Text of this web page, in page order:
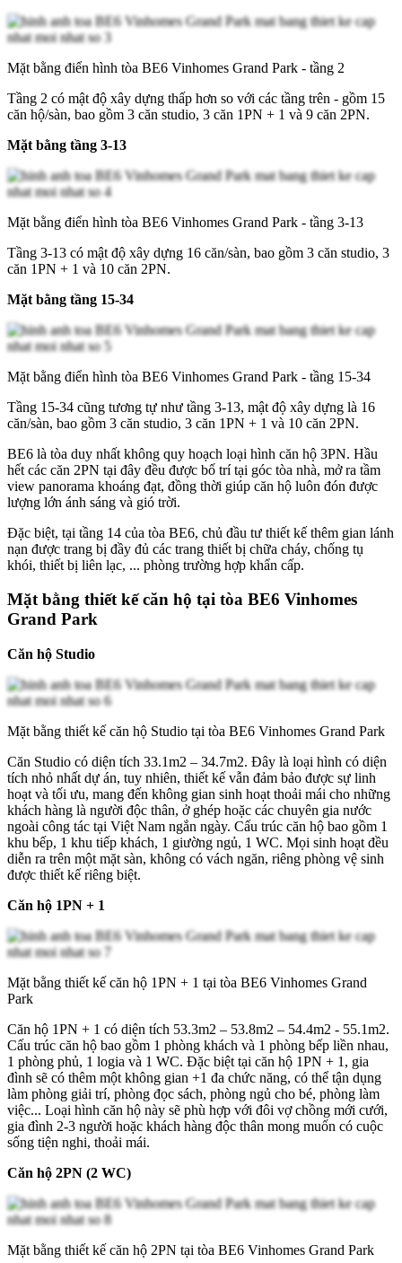
Mặt bằng điển hình tòa BE6 Vinhomes Grand Park - tầng 2
Tầng 2 có mật độ xây dựng thấp hơn so với các tầng trên - gồm 15
căn hộ/sàn, bao gồm 3 căn studio, 3 căn 1PN + 1 và 9 căn 2PN.
Mặt bằng tầng 3-13
Mặt bằng điển hình tòa BE6 Vinhomes Grand Park - tầng 3-13
Tầng 3-13 có mật độ xây dựng 16 căn/sàn, bao gồm 3 căn studio, 3
căn 1PN + 1 và 10 căn 2PN.
Mặt bằng tầng 15-34
Mặt bằng điển hình tòa BE6 Vinhomes Grand Park - tầng 15-34
Tầng 15-34 cũng tương tự như tầng 3-13, mật độ xây dựng là 16
căn/sàn, bao gồm 3 căn studio, 3 căn 1PN + 1 và 10 căn 2PN.
BE6 là tòa duy nhất không quy hoạch loại hình căn hộ 3PN. Hầu
hết các căn 2PN tại đây đều được bố trí tại góc tòa nhà, mở ra tầm
view panorama khoáng đạt, đồng thời giúp căn hộ luôn đón được
lượng lớn ánh sáng và gió trời.
Đặc biệt, tại tầng 14 của tòa BE6, chủ đầu tư thiết kế thêm gian lánh
nạn được trang bị đầy đủ các trang thiết bị chữa cháy, chống tụ
khói, thiết bị liên lạc, ... phòng trường hợp khẩn cấp.
Mặt bằng thiết kế căn hộ tại tòa BE6 Vinhomes
Grand Park
Căn hộ Studio
Mặt bằng thiết kế căn hộ Studio tại tòa BE6 Vinhomes Grand Park
Căn Studio có diện tích 33.1m2 – 34.7m2. Đây là loại hình có diện
tích nhỏ nhất dự án, tuy nhiên, thiết kế vẫn đảm bảo được sự linh
hoạt và tối ưu, mang đến không gian sinh hoạt thoải mái cho những
khách hàng là người độc thân, ở ghép hoặc các chuyên gia nước
ngoài công tác tại Việt Nam ngắn ngày. Cấu trúc căn hộ bao gồm 1
khu bếp, 1 khu tiếp khách, 1 giường ngủ, 1 WC. Mọi sinh hoạt đều
diễn ra trên một mặt sàn, không có vách ngăn, riêng phòng vệ sinh
được thiết kế riêng biệt.
Căn hộ 1PN + 1
Mặt bằng thiết kế căn hộ 1PN + 1 tại tòa BE6 Vinhomes Grand
Park
Căn hộ 1PN + 1 có diện tích 53.3m2 – 53.8m2 – 54.4m2 - 55.1m2.
Cấu trúc căn hộ bao gồm 1 phòng khách và 1 phòng bếp liền nhau,
1 phòng phủ, 1 logia và 1 WC. Đặc biệt tại căn hộ 1PN + 1, gia
đình sẽ có thêm một không gian +1 đa chức năng, có thể tận dụng
làm phòng giải trí, phòng đọc sách, phòng ngủ cho bé, phòng làm
việc... Loại hình căn hộ này sẽ phù hợp với đôi vợ chồng mới cưới,
gia đình 2-3 người hoặc khách hàng độc thân mong muốn có cuộc
sống tiện nghi, thoải mái.
Căn hộ 2PN (2 WC)
Mặt bằng thiết kế căn hộ 2PN tại tòa BE6 Vinhomes Grand Park